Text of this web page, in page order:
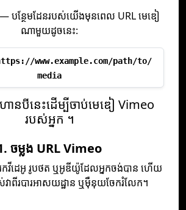
— បន្ថែមដែនរបស់យើងមុនពេល URL មេឌៀ
ណាមួយដូចនេះ:
www.example.com/path/to/
media
ាន​បី​នេះ​ដើម្បី​ចាប់​មេឌៀ Vimeo
របស់​អ្នក ។
ចម្លង URL Vimeo
វីដេអូ រូបថត ឬអូឌីយ៉ូដែលអ្នកចង់បាន ហើយ
ាពីរបារអាសយដ្ឋាន ឬម៉ឺនុយចែករំលែក។